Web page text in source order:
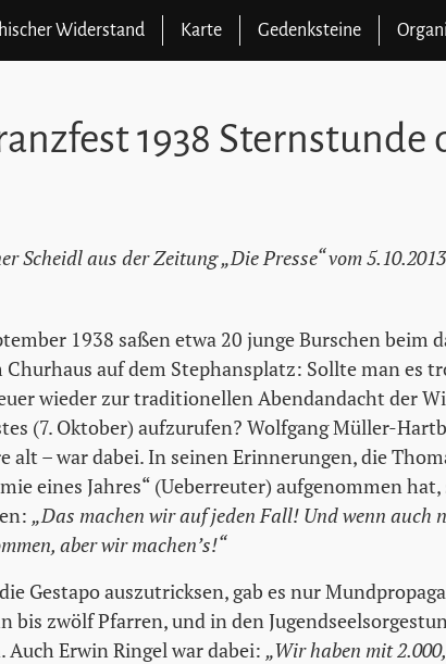
Widerstand Karte Gedenksteine
1938
Scheidl aus der Zeitung „Die Presse“ vom 5.10.2013
1938 saßen etwa 20 junge Burschen beim
auf dem Stephansplatz: Sollte man es
wieder zur traditionellen Abendandacht der
(7. Oktober) aufzurufen? Wolfgang Müller-
alt – war dabei. In seinen Erinnerungen, die
eines Jahres“ (Ueberreuter) aufgenommen
„Das machen wir auf jeden Fall! Und wenn auch
aber wir machen’s!“
Gestapo auszutricksen, gab es nur
bis zwölf Pfarren, und in den
Auch Erwin Ringel war dabei: „Wir haben mit